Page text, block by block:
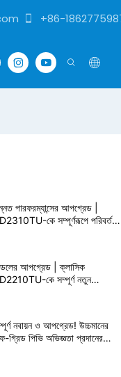
+86-
পারফরম্যান্সের আপগ্রেড |
কে সম্পূর্ণরূপে পরিবর্তন
আপগ্রেড | ক্লাসিক
কে সম্পূর্ণ নতুন
নবায়ন ও আপগ্রেড! উচ্চমানের
গ্রিড পিভি অভিজ্ঞতা প্রদানের